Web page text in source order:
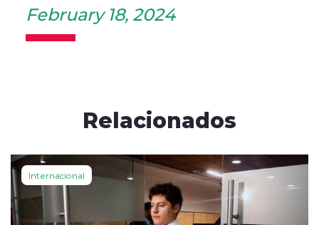
February 18, 2024
Relacionados
Internacional